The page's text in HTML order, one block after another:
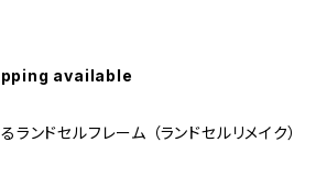
available
ンドセルフレーム （ランドセルリメイク）